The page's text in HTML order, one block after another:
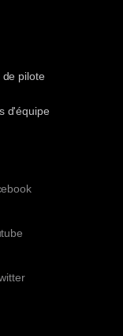
de pilote
d'équipe